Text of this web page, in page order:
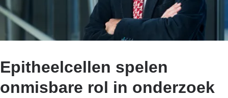
Epitheelcellen spelen
onmisbare rol in onderzoek